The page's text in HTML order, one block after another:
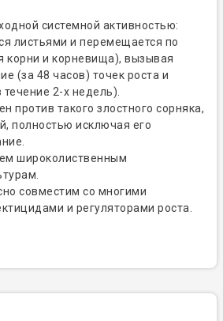
системной активностью:
листьями и перемещается по
корни и корневища), вызывая
(за 48 часов) точек роста и
течение 2-х недель).
против такого злостного сорняка,
полностью исключая его
широколиственным
совместим со многими
и регуляторами роста.